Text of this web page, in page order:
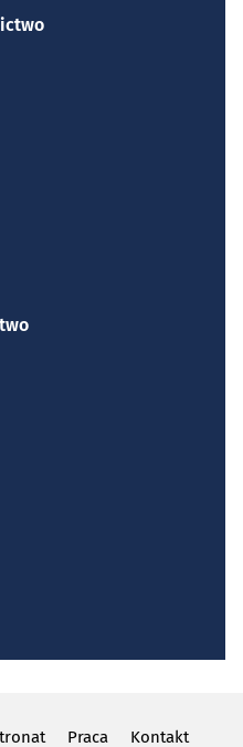
Praca Kontakt